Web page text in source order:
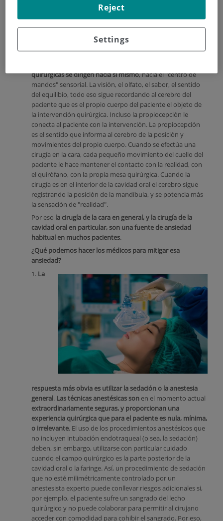
quirúrgica. Incluso aunque el paciente esté viendo el campo
quirúrgico, puede vivir la experiencia como algo
En la cirugía facial ese fenómeno de desconexión sensorial y
quirúrgicas se dirigen hacia sí mismo, hacia el "centro de
mandos" sensorial. La visión, el olfato, el sabor, el sentido
del equilibio, todo eso sigue recordando al cerebro del
paciente que es el propio cuerpo del paciente el objeto de
la intervención quirúrgica. Incluso la propiocepción le
conecta al paciente con la intervención. La propiocepción
es el sentido que informa al cerebro de la posición y
movimientos del propio cuerpo. Cuando se efectúa una
cirugía en la cara, cada pequeño movimiento del cuello del
paciente le hace mantener el contacto con la realidad, con
el quirófano, con la propia mesa quirúrgica. Cuando la
cirugía es en el interior de la cavidad oral el cerebro sigue
registrando la posición de la mandíbula, y se potencia más
la sensación de "realidad".
Por eso la cirugía de la cara en general, y la cirugía de la
cavidad oral en particular, son una fuente de ansiedad
habitual en muchos pacientes.
¿Qué podemos hacer los médicos para mitigar esa
ansiedad?
1. La
respuesta más obvia es utilizar la sedación o la anestesia
general. Las técnicas anestésicas son en el momento actual
extraordinariamente seguras, y proporcionan una
experiencia quirúrgica que para el paciente es nula, mínima,
o irrelevante. El uso de los procedimientos anestésicos que
no incluyen intubación endotraqueal (o sea, la sedación)
deben, sin embargo, utilizarse con particular cuidado
cuando el campo quirúrgico es la parte posterior de la
cavidad oral o la faringe. Así, un procedimiento de sedación
que no esté milimétricamente controlado por un
anestesista experto puede conllevar riesgos adicionales si,
por ejemplo, el paciente sufre un sangrado del lecho
quirúrgico y no puede colaborar para permitir al cirujano
acceder con comodidad para cohibir el sangrado. Por eso,
Settings
Reject